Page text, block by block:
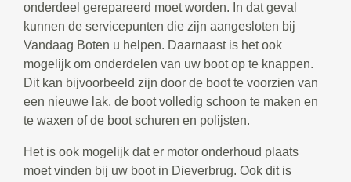
onderdeel gerepareerd moet worden. In dat geval
kunnen de servicepunten die zijn aangesloten bij
Vandaag Boten u helpen. Daarnaast is het ook
mogelijk om onderdelen van uw boot op te knappen.
Dit kan bijvoorbeeld zijn door de boot te voorzien van
een nieuwe lak, de boot volledig schoon te maken en
te waxen of de boot schuren en polijsten.
Het is ook mogelijk dat er motor onderhoud plaats
moet vinden bij uw boot in Dieverbrug. Ook dit is